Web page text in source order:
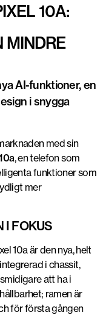
10A:
MINDRE
AI-funktioner, en
i snygga
med sin
, en telefon som
funktioner som
mer
I FOKUS
10a är den nya, helt
i chassit,
att ha i
ramen är
för första gången